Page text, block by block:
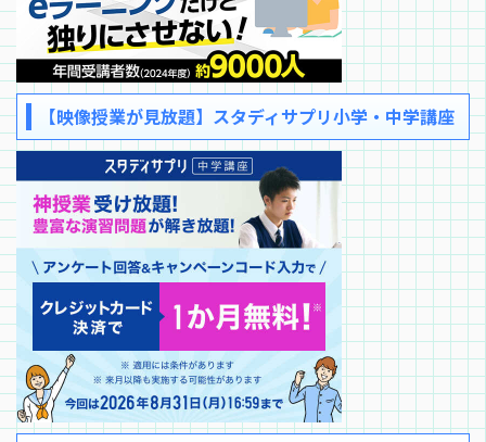
【映像授業が見放題】スタディサプリ小学・中学講座